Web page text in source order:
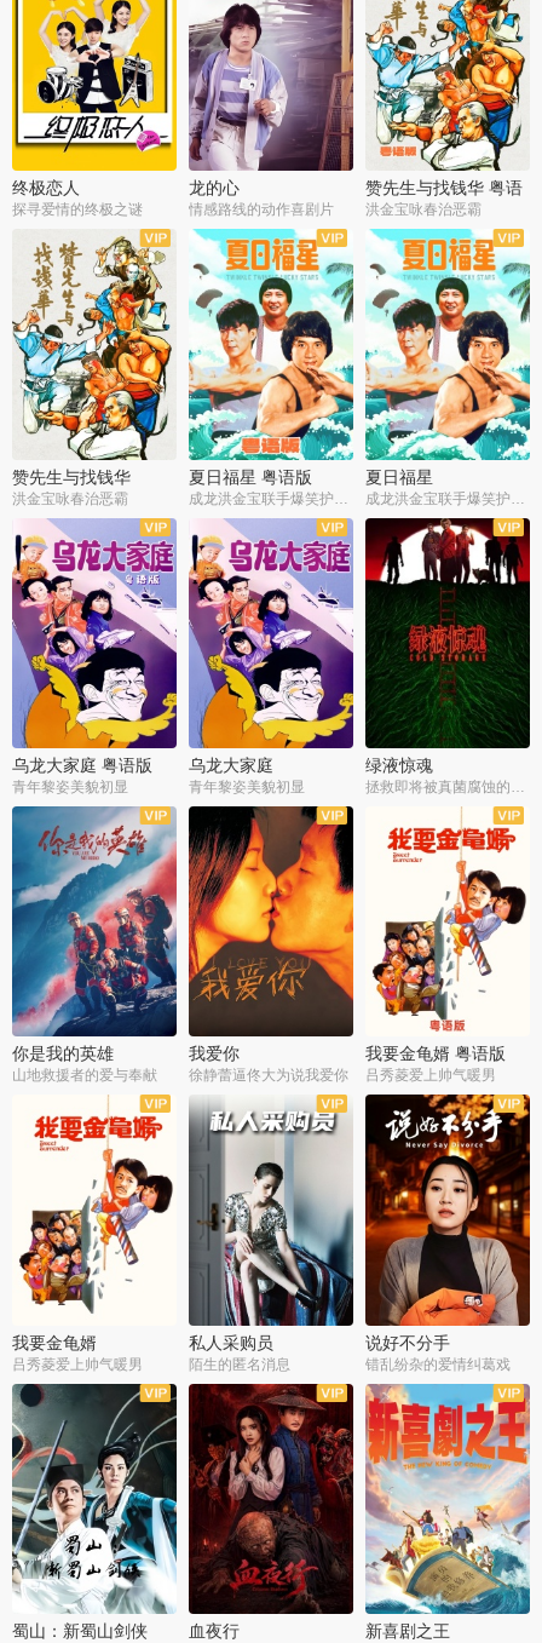
终极恋人
探寻爱情的终极之谜
龙的心
情感路线的动作喜剧片
赞先生与找钱华 粤语
版
洪金宝咏春治恶霸
赞先生与找钱华
洪金宝咏春治恶霸
夏日福星 粤语版 夏日福星
乌龙大家庭 粤语版
青年黎姿美貌初显
乌龙大家庭
青年黎姿美貌初显
绿液惊魂
拯救即将被真菌腐蚀的世界
你是我的英雄
山地救援者的爱与奉献
我爱你
徐静蕾逼佟大为说我爱你
我要金龟婿 粤语版
吕秀菱爱上帅气暖男
我要金龟婿
吕秀菱爱上帅气暖男
私人采购员
陌生的匿名消息
说好不分手
错乱纷杂的爱情纠葛戏
蜀山：新蜀山剑侠 血夜行 新喜剧之王